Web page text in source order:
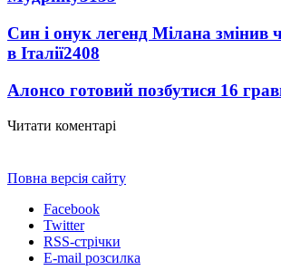
Син і онук легенд Мілана змінив
в Італії2408
Алонсо готовий позбутися 16
Читати коментарі
Повна версія сайту
Facebook
Twitter
RSS-стрічки
E-mail розсилка